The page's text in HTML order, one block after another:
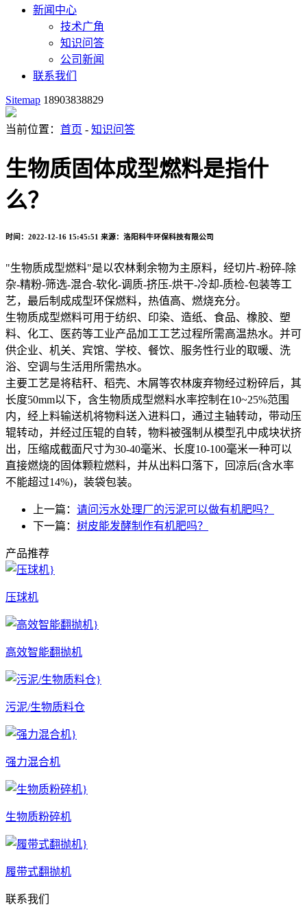
新闻中心
技术广角
知识问答
公司新闻
联系我们
Sitemap 18903838829
当前位置： 首页 - 知识问答
生物质固体成型燃料是指什
么？
时间：2022-12-16 15:45:51 来源：洛阳科牛环保科技有限公司
"生物质成型燃料"是以农林剩余物为主原料，经切片-粉碎-除
杂-精粉-筛选-混合-软化-调质-挤压-烘干-冷却-质检-包装等工
艺，最后制成成型环保燃料，热值高、燃烧充分。
生物质成型燃料可用于纺织、印染、造纸、食品、橡胶、塑
料、化工、医药等工业产品加工工艺过程所需高温热水。并可
供企业、机关、宾馆、学校、餐饮、服务性行业的取暖、洗
浴、空调与生活用所需热水。
主要工艺是将秸秆、稻壳、木屑等农林废弃物经过粉碎后，其
长度50mm以下，含生物质成型燃料水率控制在10~25%范围
内，经上料输送机将物料送入进料口，通过主轴转动，带动压
辊转动，并经过压辊的自转，物料被强制从模型孔中成块状挤
出，压缩成截面尺寸为30-40毫米、长度10-100毫米一种可以
直接燃烧的固体颗粒燃料，并从出料口落下，回凉后(含水率
不能超过14%)，装袋包装。
上一篇： 请问污水处理厂的污泥可以做有机肥吗？
下一篇： 树皮能发酵制作有机肥吗？
产品推荐
压球机
高效智能翻抛机
污泥/生物质料仓
强力混合机
生物质粉碎机
履带式翻抛机
联系我们